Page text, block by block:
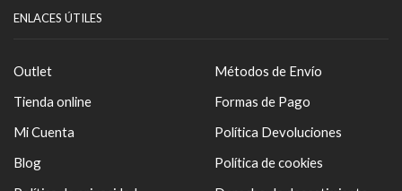
ENLACES ÚTILES
Outlet
Tienda online
Mi Cuenta
Blog
Métodos de Envío
Formas de Pago
Política Devoluciones
Política de cookies